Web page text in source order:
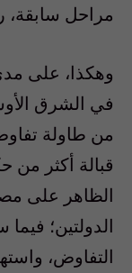
مراحل سابقة،
وهكذا، على
في الشرق
من طاولة
قبالة أكثر من
الظاهر على
الدولتين؛
التفاوض،